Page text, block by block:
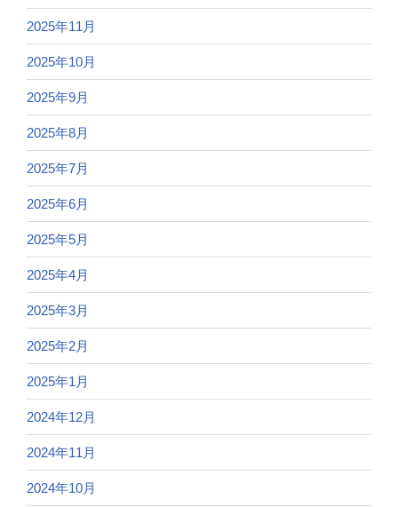
2025年11月
2025年10月
2025年9月
2025年8月
2025年7月
2025年6月
2025年5月
2025年4月
2025年3月
2025年2月
2025年1月
2024年12月
2024年11月
2024年10月